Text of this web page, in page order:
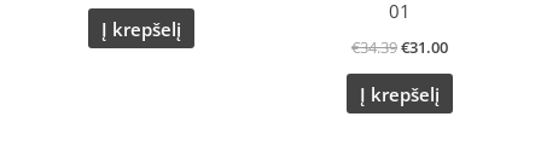
Į krepšelį
01
€34.39€31.00
Į krepšelį